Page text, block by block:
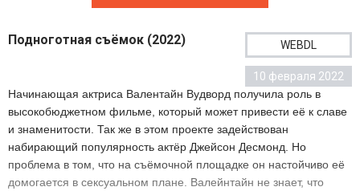
Подноготная съёмок (2022) WEBDL
10 февраля 2022
Начинающая актриса Валентайн Вудворд получила роль в
высокобюджетном фильме, который может привести её к славе
и знаменитости. Так же в этом проекте задействован
набирающий популярность актёр Джейсон Десмонд. Но
проблема в том, что на съёмочной площадке он настойчиво её
домогается в сексуальном плане. Валейнтайн не знает, что